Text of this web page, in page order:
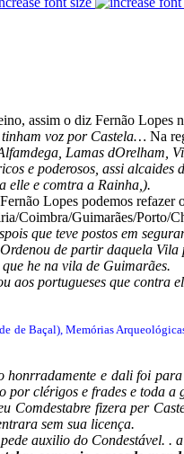
assim o diz Fernão Lopes
voz por Castela… Na
Lamas dOrelham,
e poderosos, assi alcaides
elle e comtra a Rainha,).
Lopes podemos
Coimbra/Guimarães/Porto/
que teve postos em
de partir daquela
he na vila de Guimarães.
aos portugueses que contra
de Baçal), Memórias
e dali foi
clérigos e frades e toda
Comdestabre fizera per
sem sua licença.
auxilio do Condestável.